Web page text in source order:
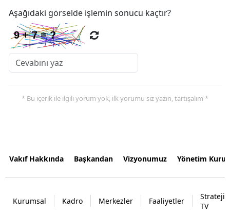
Aşağıdaki görselde işlemin sonucu kaçtır?
* Bu içerik ile ilgili yorum yok, ilk yorumu siz yazın, tartışalım *
Vakıf Hakkında Başkandan Vizyonumuz Yönetim
Kurumsal Kadro Merkezler Faaliyetler
Strateji
TV